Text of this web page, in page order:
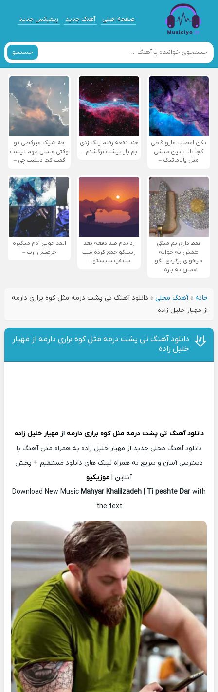
صفحه اصلی آهنگ جدید ریمیکس جدید
جستجو
نکن اعصاب مارو قاطی
کجا بالا پایین میشی
مثل پاناماتیک –
چند دفعه رفتم زنگ زدی
بم باز پیشت برگشتم –
چه شیک میرقصی تو
وقتی مستی مهم نیست
گفت کجا دیشب چی –
فقط داری بم میگی
همش یه خوابه
میخوای برگردی نگو
همین یه باره –
رد بدم صد دفعه بعد
ریسکو جمع کرده شب
سانفرانسیسکو –
انقد خوبی آدم میگیره
حرصش ازت –
خانه»آهنگ محلی» دانلود آهنگ تی پشت درمه مثل کوه براری دارمه
از مهیار خلیل زاده
دانلود آهنگ تی پشت درمه مثل کوه براری دارمه از مهیار
خلیل زاده
دانلود آهنگ تی پشت درمه مثل کوه براری دارمه ازمهیار خلیل زاده
دانلود آهنگ محلی جدید از مهیار خلیل زاده به همراه متن آهنگ با
دسترسی آسان و سریع به همراه لینک های دانلود مستقیم + پخش
آنلاین | موزیکیو
Download New Music Mahyar Khalilzadeh | Ti peshte Dar with
the text